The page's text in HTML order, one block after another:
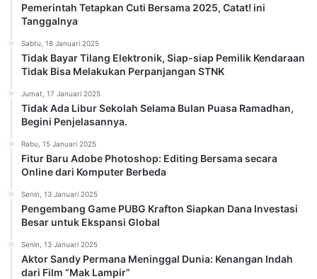
Pemerintah Tetapkan Cuti Bersama 2025, Catat! ini
Tanggalnya
Sabtu, 18 Januari 2025
Tidak Bayar Tilang Elektronik, Siap-siap Pemilik Kendaraan
Tidak Bisa Melakukan Perpanjangan STNK
Jumat, 17 Januari 2025
Tidak Ada Libur Sekolah Selama Bulan Puasa Ramadhan,
Begini Penjelasannya.
Rabu, 15 Januari 2025
Fitur Baru Adobe Photoshop: Editing Bersama secara
Online dari Komputer Berbeda
Senin, 13 Januari 2025
Pengembang Game PUBG Krafton Siapkan Dana Investasi
Besar untuk Ekspansi Global
Senin, 13 Januari 2025
Aktor Sandy Permana Meninggal Dunia: Kenangan Indah
dari Film “Mak Lampir”